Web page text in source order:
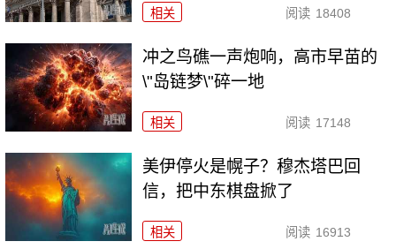
相关 阅读 18408
冲之鸟礁一声炮响，高市早苗的
\"岛链梦\"碎一地
相关 阅读 17148
美伊停火是幌子？穆杰塔巴回
信，把中东棋盘掀了
相关 阅读 16913